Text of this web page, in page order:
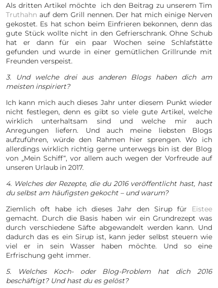
Als dritten Artikel möchte ich den Beitrag zu unserem Tim
Truthahn auf dem Grill nennen. Der hat mich einige Nerven
gekostet. Es hat schon beim Einfrieren bekonnen, denn das
gute Stück wollte nicht in den Gefrierschrank. Ohne Schub
hat er dann für ein paar Wochen seine Schlafstätte
gefunden und wurde in einer gemütlichen Grillrunde mit
Freunden verspeist.
3. Und welche drei aus anderen Blogs haben dich am
meisten inspiriert?
Ich kann mich auch dieses Jahr unter diesem Punkt wieder
nicht festlegen, denn es gibt so viele gute Artikel, welche
wirklich unterhaltsam sind und welche mir auch
Anregungen liefern. Und auch meine liebsten Blogs
aufzuführen, würde den Rahmen hier sprengen. Wo ich
allerdings wirklich richtig gerne unterwegs bin ist der Blog
von „Mein Schiff“, vor allem auch wegen der Vorfreude auf
unseren Urlaub in 2017.
4. Welches der Rezepte, die du 2016 veröffentlicht hast, hast
du selbst am häufigsten gekocht – und warum?
Ziemlich oft habe ich dieses Jahr den Sirup für Eistee
gemacht. Durch die Basis haben wir ein Grundrezept was
durch verschiedene Säfte abgewandelt werden kann. Und
dadurch das es ein Sirup ist, kann jeder selbst steuern wie
viel er in sein Wasser haben möchte. Und so eine
Erfrischung geht immer.
5. Welches Koch- oder Blog-Problem hat dich 2016
beschäftigt? Und hast du es gelöst?